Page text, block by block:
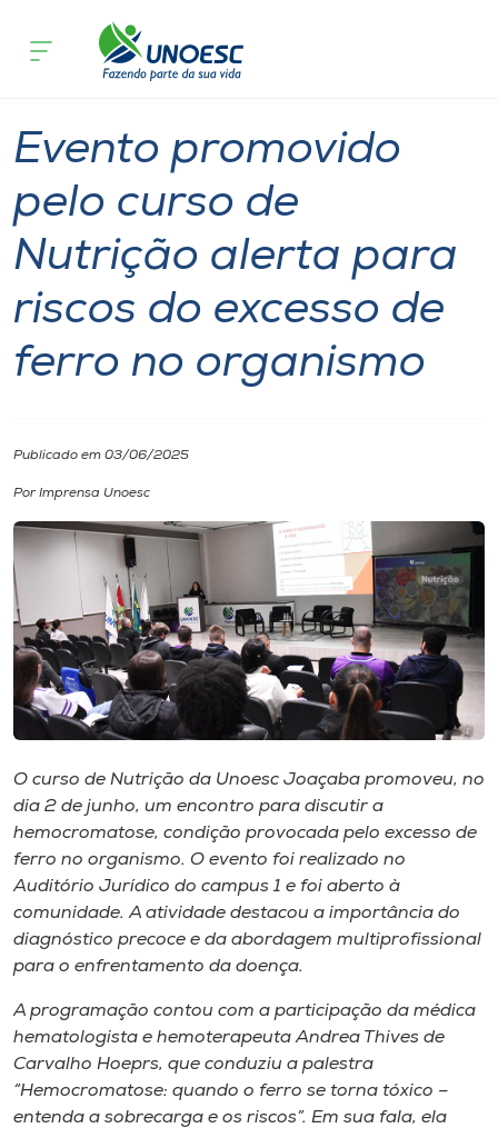
Cursos
Pesquisa
Atendimento ao Estudante
Portal de Ensino
Internacionalização
I.nova
Diplomados
Cultura
CPA
Biblioteca
Editora
Rádio
Museu
Unoesc
Store
Evento promovido
pelo curso de
Nutrição alerta para
riscos do excesso de
ferro no organismo
Publicado em 03/06/2025
Por Imprensa Unoesc
O curso de Nutrição da Unoesc Joaçaba promoveu, no
dia 2 de junho, um encontro para discutir a
hemocromatose, condição provocada pelo excesso de
ferro no organismo. O evento foi realizado no
Auditório Jurídico do campus 1 e foi aberto à
comunidade. A atividade destacou a importância do
diagnóstico precoce e da abordagem multiprofissional
para o enfrentamento da doença.
A programação contou com a participação da médica
hematologista e hemoterapeuta Andrea Thives de
Carvalho Hoeprs, que conduziu a palestra
“Hemocromatose: quando o ferro se torna tóxico –
entenda a sobrecarga e os riscos”. Em sua fala, ela